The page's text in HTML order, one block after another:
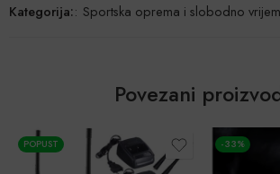
Kategorija:: Sportska oprema i slobodno
Povezani
-33%